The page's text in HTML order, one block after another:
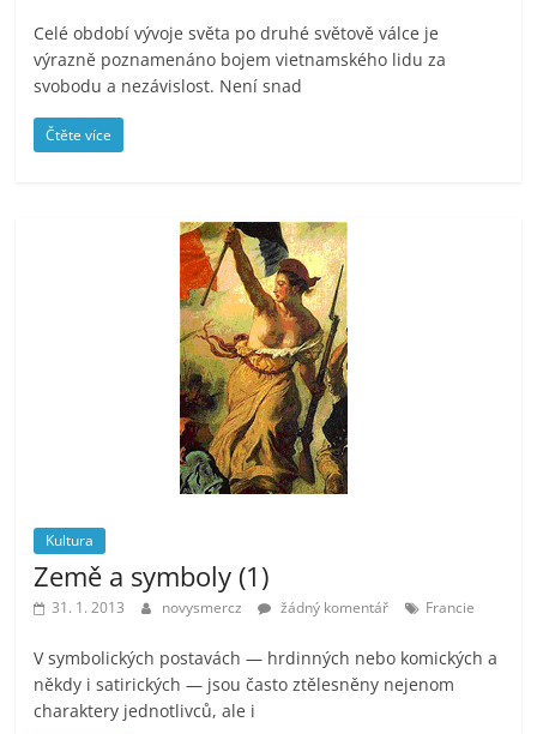
Celé období vývoje světa po druhé světově válce je
výrazně poznamenáno bojem vietnamského lidu za
svobodu a nezávislost. Není snad
Čtěte více
Kultura
Země a symboly (1)
31. 1. 2013 novysmercz žádný komentář Francie
V symbolických postavách — hrdinných nebo komických a
někdy i satirických — jsou často ztělesněny nejenom
charaktery jednotlivců, ale i